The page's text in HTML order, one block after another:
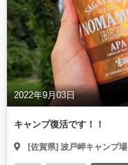
2022年9月03日
キャンプ復活です！！
[佐賀県] 波戸岬キャンプ場